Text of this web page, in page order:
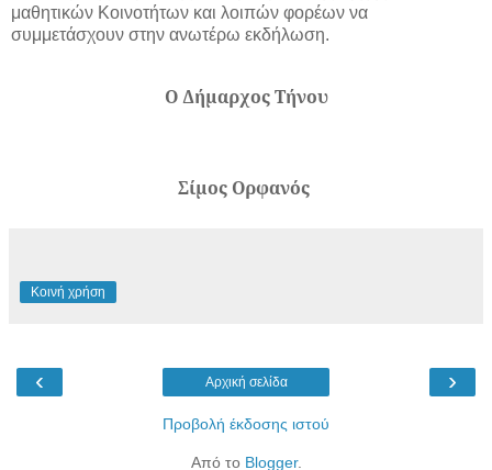
μαθητικών Κοινοτήτων και λοιπών φορέων να
συμμετάσχουν στην ανωτέρω εκδήλωση.
Ο Δήμαρχος Τήνου
Σίμος Ορφανός
Κοινή χρήση
‹ ›
Αρχική σελίδα
Προβολή έκδοσης ιστού
Από το Blogger.